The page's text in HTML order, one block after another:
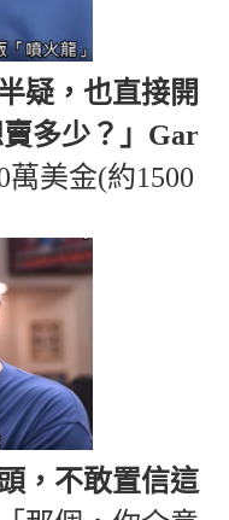
疑，也直接開
多少？」Gar
萬美金(約1500
，不敢置信這